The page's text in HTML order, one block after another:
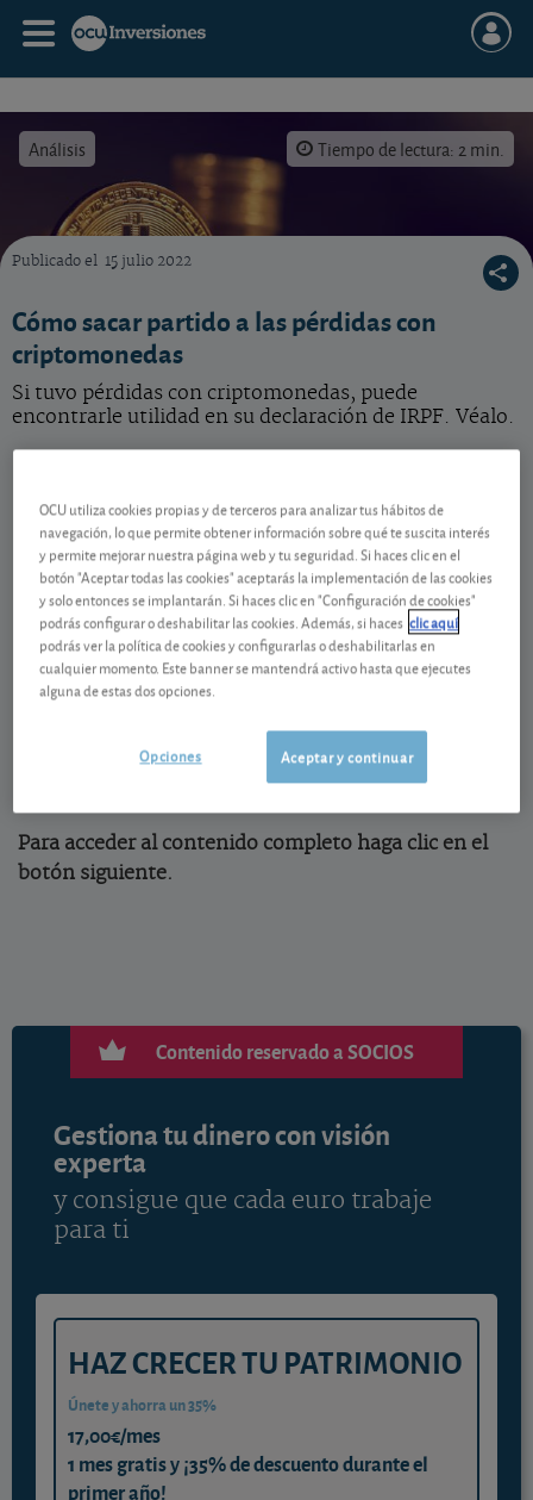
Análisis Tiempo de lectura: 2 min.
La venta de criptomonedas genera ganancias o pérdidas. Sepa cómo sacarles partido.
Publicado el 15 julio 2022
Cómo sacar partido a las pérdidas con
criptomonedas
Si tuvo pérdidas con criptomonedas, puede
encontrarle utilidad en su declaración de IRPF. Véalo.
Las criptomonedas son una de las inversiones más
castigadas en lo que va de año: por ejemplo, el
bitcoin ha caído en torno a un 53% en euros. Si ha
apostado por las monedas virtuales – desoyendo
nuestras recomendaciones de mantenerse alejado
de ellas por los riesgos que entrañan –, puede que
Para acceder al contenido completo haga clic en el
botón siguiente.
Contenido reservado a SOCIOS
Gestiona tu dinero con visión
experta
y consigue que cada euro trabaje
para ti
HAZ CRECER TU PATRIMONIO
Únete y ahorra un 35%
17,00€/mes
1 mes gratis y ¡35% de descuento durante el
primer año!
OCU utiliza cookies propias y de terceros para analizar tus hábitos de
navegación, lo que permite obtener información sobre qué te suscita interés
y permite mejorar nuestra página web y tu seguridad. Si haces clic en el
botón "Aceptar todas las cookies" aceptarás la implementación de las cookies
y solo entonces se implantarán. Si haces clic en "Configuración de cookies"
podrás configurar o deshabilitar las cookies. Además, si haces clic aquí
podrás ver la política de cookies y configurarlas o deshabilitarlas en
cualquier momento. Este banner se mantendrá activo hasta que ejecutes
alguna de estas dos opciones.
Aceptar y continuar
Opciones